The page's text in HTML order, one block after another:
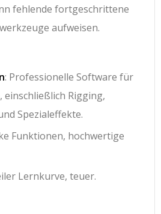
fehlende fortgeschrittene
aufweisen.
: Professionelle Software für
einschließlich Rigging,
Spezialeffekte.
Funktionen, hochwertige
Lernkurve, teuer.